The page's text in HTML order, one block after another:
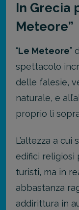
In Grecia
Meteore”
“Le Meteore”
spettacolo
delle falesie,
naturale, e
proprio lì
L’altezza a
edifici
turisti, ma in
abbastanza
addirittura in